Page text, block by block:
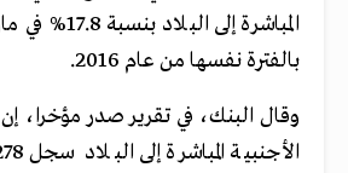
بالفترة نفسها من عام 2016.
وقال البنك، في تقرير صدر مؤخرا،